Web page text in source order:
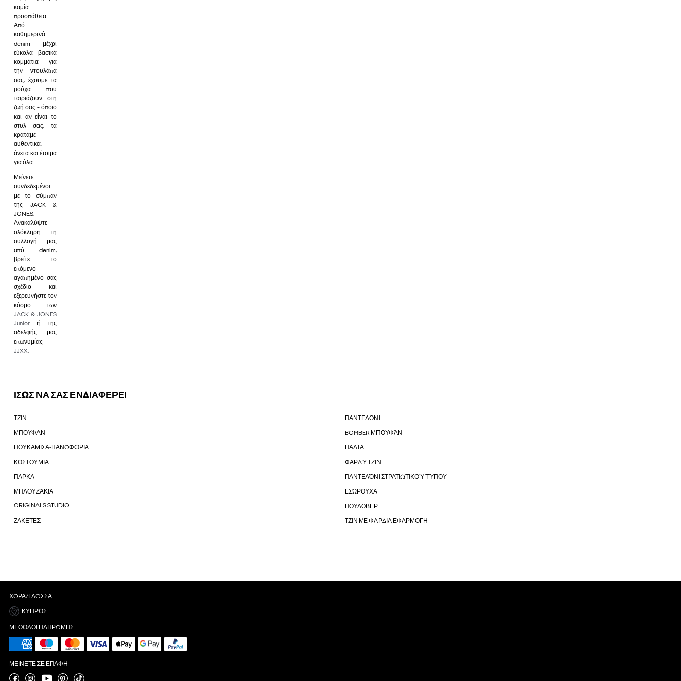
καμία
προσπάθεια.
Από
καθημερινά
denim μέχρι
εύκολα βασικά
κομμάτια για
την ντουλάπα
σας, έχουμε τα
ρούχα που
ταιριάζουν στη
ζωή σας - όποιο
και αν είναι το
στυλ σας, τα
κρατάμε
αυθεντικά,
άνετα και έτοιμα
για όλα.
Μείνετε
συνδεδεμένοι
με το σύμπαν
της JACK &
JONES.
Ανακαλύψτε
ολόκληρη τη
συλλογή μας
από denim,
βρείτε το
επόμενο
αγαπημένο σας
σχέδιο και
εξερευνήστε τον
κόσμο των
JACK & JONES
Junior ή της
αδελφής μας
επωνυμίας
JJXX.
ΙΣΩΣ ΝΑ ΣΑΣ ΕΝΔΙΑΦΕΡΕΙ
ΤΖΙΝ ΠΑΝΤΕΛΟΝΙ
ΜΠΟΥΦΑΝ BOMBER ΜΠΟΥΦΆΝ
ΠΟΥΚΑΜΙΣΑ-ΠΑΝΩΦΟΡΙΑ ΠΑΛΤΑ
ΚΟΣΤΟΥΜΙΑ ΦΑΡΔΎ ΤΖΙΝ
ΠΑΡΚΑ ΠΑΝΤΕΛΌΝΙ ΣΤΡΑΤΙΩΤΙΚΟΎ ΤΎΠΟΥ
ΜΠΛΟΥΖΆΚΙΑ ΕΣΏΡΟΥΧΑ
ORIGINALS STUDIO ΠΟΥΛΟΒΕΡ
ΖΑΚΕΤΕΣ ΤΖΙΝ ΜΕ ΦΑΡΔΙΑ ΕΦΑΡΜΟΓΗ
ΧΏΡΑ/ΓΛΏΣΣΑ
ΚΎΠΡΟΣ
ΜΈΘΟΔΟΙ ΠΛΗΡΩΜΉΣ
ΜΕΊΝΕΤΕ ΣΕ ΕΠΑΦΉ